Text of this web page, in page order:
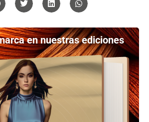
en nuestras ediciones